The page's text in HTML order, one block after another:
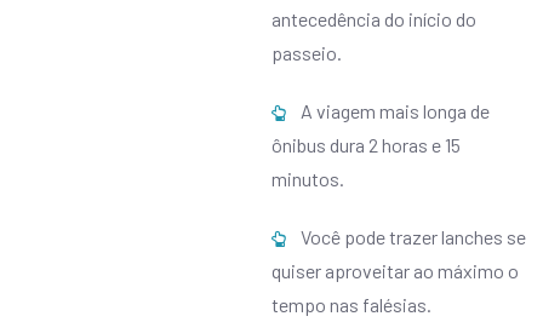
antecedência do início do
passeio.
A viagem mais longa de
ônibus dura 2 horas e 15
minutos.
Você pode trazer lanches se
quiser aproveitar ao máximo o
tempo nas falésias.